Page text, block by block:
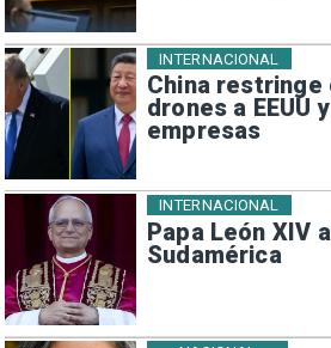
China
drones a EEUU
empresas
INTERNACIONAL
Papa León XIV
Sudamérica
INTERNACIONAL